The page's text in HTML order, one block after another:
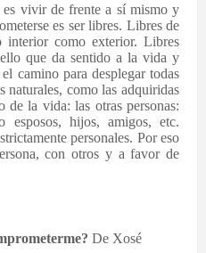
es vivir de frente a sí mismo y
es ser libres. Libres de
interior como exterior. Libres
que da sentido a la vida y
camino para desplegar todas
naturales, como las adquiridas
la vida: las otras personas:
esposos, hijos, amigos, etc.
personales. Por eso
con otros y a favor de
De Xosé